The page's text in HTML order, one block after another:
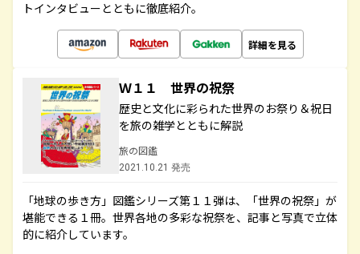
トインタビューとともに徹底紹介。
詳細を見る
Ｗ１１ 世界の祝祭
歴史と文化に彩られた世界のお祭り＆祝日
を旅の雑学とともに解説
旅の図鑑
2021.10.21 発売
「地球の歩き方」図鑑シリーズ第１１弾は、「世界の祝祭」が
堪能できる１冊。世界各地の多彩な祝祭を、記事と写真で立体
的に紹介しています。